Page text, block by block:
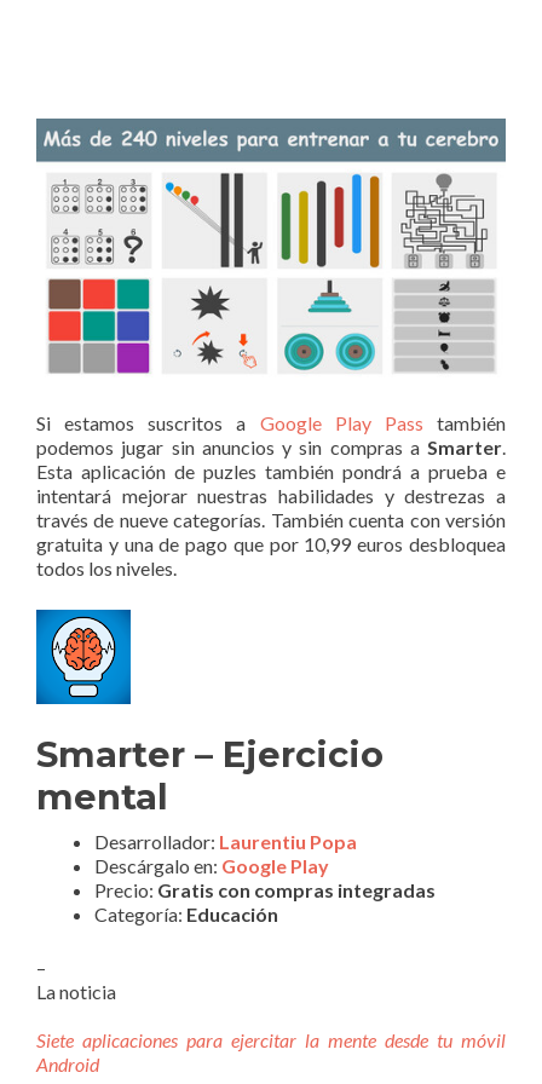
Si estamos suscritos a Google Play Pass también
podemos jugar sin anuncios y sin compras a Smarter
Esta aplicación de puzles también pondrá a prueba e
intentará mejorar nuestras habilidades y destrezas a
través de nueve categorías. También cuenta con versión
gratuita y una de pago que por 10,99 euros desbloquea
todos los niveles.
Smarter – Ejercicio
mental
Desarrollador: Laurentiu Popa
Descárgalo en: Google Play
Precio: Gratis con compras integradas
Categoría: Educación
–
La noticia
Siete aplicaciones para ejercitar la mente desde tu móvil
Android